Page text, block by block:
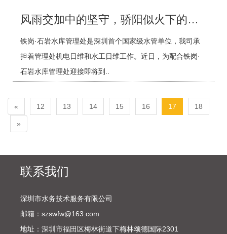
风雨交加中的坚守，骄阳似火下的执着
铁岗·石岩水库管理处是深圳首个国家级水管单位，我司承
担着管理处机电日维和水工日维工作。近日，为配合铁岗·
石岩水库管理处迎接即将到..
« 12 13 14 15 16 17 18
»
联系我们
深圳市水务技术服务有限公司
邮箱：szswfw@163.com
地址：深圳市福田区梅林街道下梅林颂德国际2301